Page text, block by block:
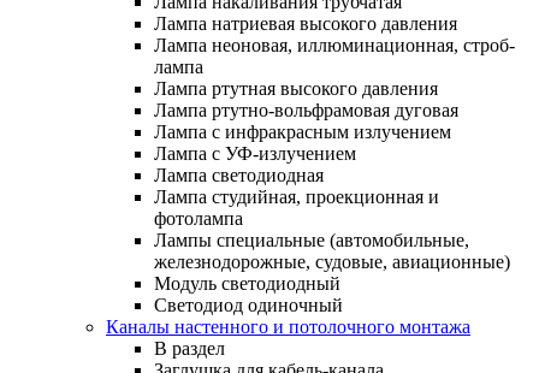
Лампа натриевая высокого давления
Лампа неоновая, иллюминационная, строб-
лампа
Лампа ртутная высокого давления
Лампа ртутно-вольфрамовая дуговая
Лампа с инфракрасным излучением
Лампа с УФ-излучением
Лампа светодиодная
Лампа студийная, проекционная и
фотолампа
Лампы специальные (автомобильные,
железнодорожные, судовые, авиационные)
Модуль светодиодный
Светодиод одиночный
Каналы настенного и потолочного монтажа
В раздел